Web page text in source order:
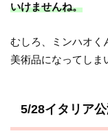
いけませんね。
むしろ、ミンハオく
美術品になってしま
5/28イタリア